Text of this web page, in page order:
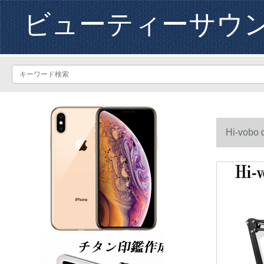
ビューティーサウ
Hi-vobo
きます。